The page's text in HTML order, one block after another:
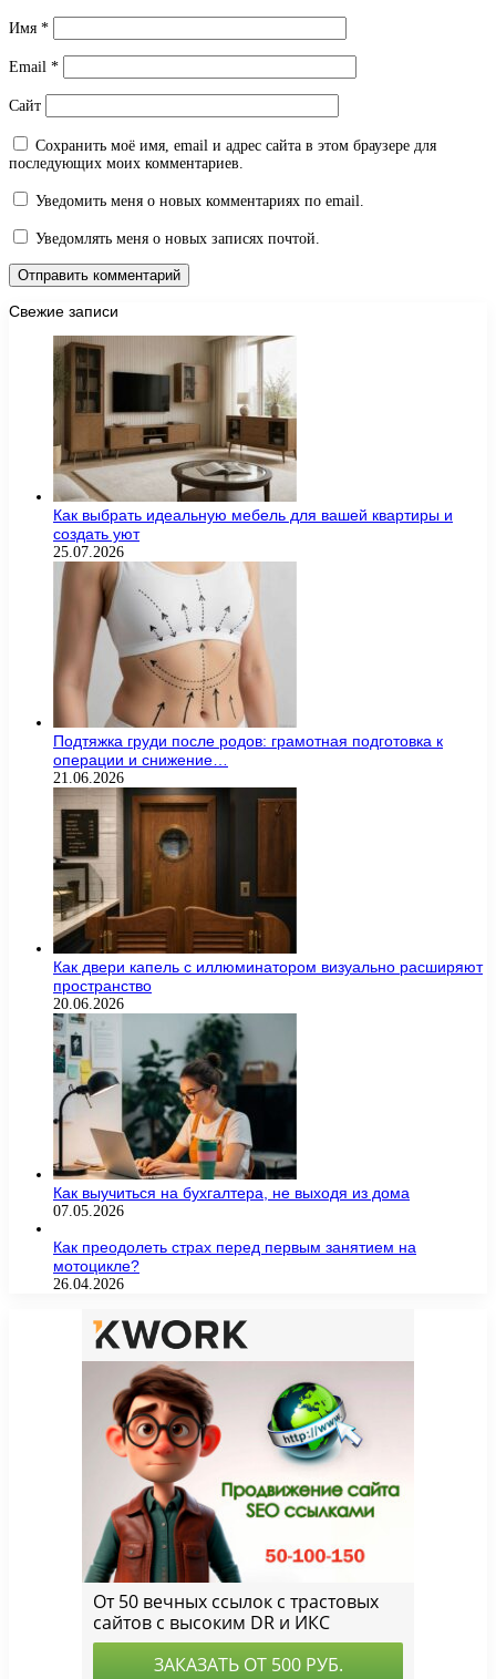
Имя *
Email *
Сайт
Сохранить моё имя, email и адрес сайта в этом браузере для
последующих моих комментариев.
Уведомить меня о новых комментариях по email.
Уведомлять меня о новых записях почтой.
Свежие записи
Как выбрать идеальную мебель для вашей квартиры и
создать уют
25.07.2026
Подтяжка груди после родов: грамотная подготовка к
операции и снижение…
21.06.2026
Как двери капель с иллюминатором визуально расширяют
пространство
20.06.2026
Как выучиться на бухгалтера, не выходя из дома
07.05.2026
Как преодолеть страх перед первым занятием на
мотоцикле?
26.04.2026